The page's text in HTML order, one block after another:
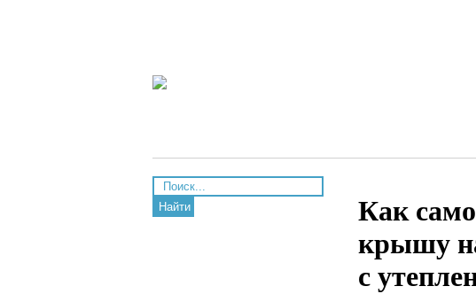
Найти
Как
крышу
с